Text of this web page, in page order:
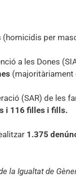
(homicidis per
a les Dones
(majoritàriament
(SAR) de les
i 116 filles i fills.
1.375
la Igualtat de